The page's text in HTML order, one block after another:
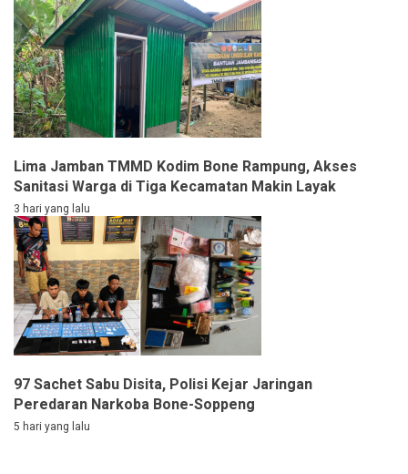
Lima Jamban TMMD Kodim Bone Rampung, Akses
Sanitasi Warga di Tiga Kecamatan Makin Layak
3 hari yang lalu
97 Sachet Sabu Disita, Polisi Kejar Jaringan
Peredaran Narkoba Bone-Soppeng
5 hari yang lalu